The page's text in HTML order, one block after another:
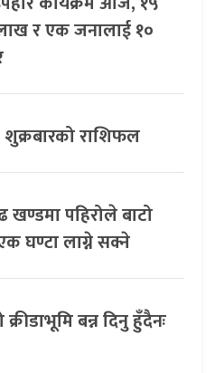
र एक जनालाई १०
राशिफल
खण्डमा पहिरोले बाटो
घण्टा लाग्ने सक्ने
बन्न दिनु हुँदैनः